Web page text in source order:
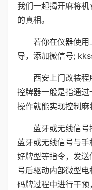
我们一起揭开麻将
的真相。
若你在仪器使
导，添加微信号;
西安上门改装
控牌器一般是指通
操作就能实现控制麻
蓝牙或无线信
蓝牙或无线信号与
好牌型等指令，发
号后驱动内部微型电
码牌过程中进行干预